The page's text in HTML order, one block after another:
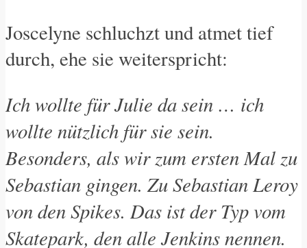
Joscelyne schluchzt und atmet tief
durch, ehe sie weiterspricht:
Ich wollte für Julie da sein … ich
wollte nützlich für sie sein.
Besonders, als wir zum ersten Mal zu
Sebastian gingen. Zu Sebastian Leroy
von den Spikes. Das ist der Typ vom
Skatepark, den alle Jenkins nennen.